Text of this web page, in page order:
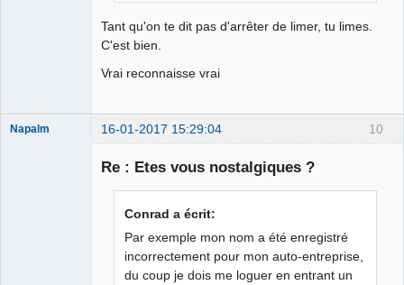
Tant qu'on te dit pas d'arrêter de limer, tu limes.
C'est bien.
Vrai reconnaisse vrai
10
Napalm 16-01-2017 15:29:04
Re : Etes vous nostalgiques ?
Conrad a écrit:
Par exemple mon nom a été enregistré
incorrectement pour mon auto-entreprise,
du coup je dois me loguer en entrant un